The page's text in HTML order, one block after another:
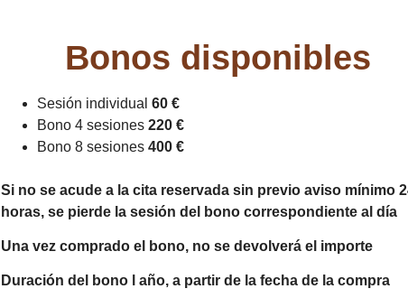
Bonos disponibles
Sesión individual 60 €
Bono 4 sesiones 220 €
Bono 8 sesiones 400 €
Si no se acude a la cita reservada sin previo aviso mínimo
horas, se pierde la sesión del bono correspondiente al día
Una vez comprado el bono, no se devolverá el importe
Duración del bono l año, a partir de la fecha de la compra